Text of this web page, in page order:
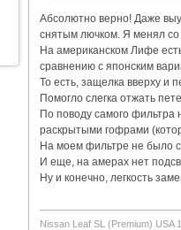
Абсолютно верно! Даже
снятым лючком. Я менял со
На американском Лифе
сравнению с японским
То есть, защелка вверху и
Помогло слегка отжать
По поводу самого фильтра
раскрытыми гофрами
На моем фильтре не было
И еще, на амерах нет
Ну и конечно, легкость
Nissan Leaf SL (Premium) USA